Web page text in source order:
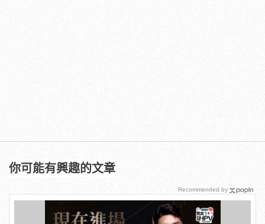
你可能有興趣的文章
Recommended by